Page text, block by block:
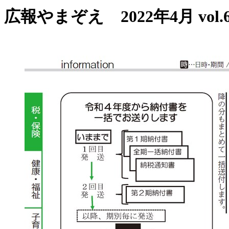
広報やまぞえ 2022年4月